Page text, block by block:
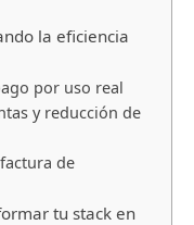
la eficiencia
por uso real
y reducción de
de
tu stack en